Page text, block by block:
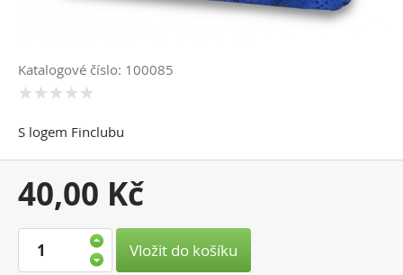
Katalogové číslo: 100085
S logem Finclubu
Vaše
cena:
40,00 Kč
Vložit do košíku